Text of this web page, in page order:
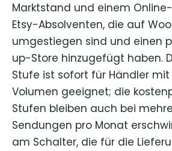
Marktstand und einem
Etsy-Absolventen, die auf
umgestiegen sind und einen
up-Store hinzugefügt haben.
Stufe ist sofort für Händler
Volumen geeignet; die
Stufen bleiben auch bei
Sendungen pro Monat
am Schalter, die für die